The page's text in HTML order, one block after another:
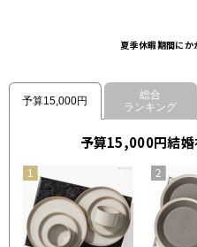
夏季休暇期間にか
予算15,000円
総合
ランキング
予算15,000円結